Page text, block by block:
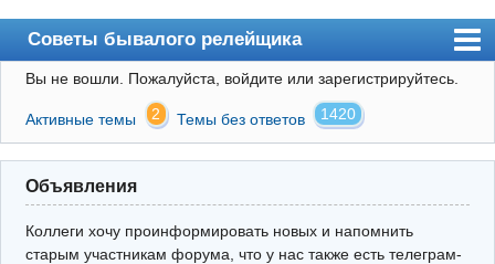
Советы бывалого релейщика
Форум
Правила
Поиск
Регистрация
Вы не вошли. Пожалуйста, войдите или зарегистрируйтесь.
Активные темы 2 Темы без ответов 1420
Объявления
Коллеги хочу проинформировать новых и напомнить
старым участникам форума, что у нас также есть телеграм-